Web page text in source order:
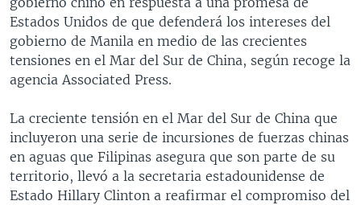
PANORAMA
ESTADOS UNIDOS AL DÍA
EL MUNDO AL DÍA [RADIO]
FORO [RADIO]
NOTA ECONÓMICA
ENTRETENIMIENTO
SÍGANOS
Idiomas
Estados Unidos de que defenderá los intereses del
gobierno de Manila en medio de las crecientes
tensiones en el Mar del Sur de China, según recoge la
agencia Associated Press.
La creciente tensión en el Mar del Sur de China que
incluyeron una serie de incursiones de fuerzas chinas
en aguas que Filipinas asegura que son parte de su
territorio, llevó a la secretaria estadounidense de
Estado Hillary Clinton a reafirmar el compromiso del